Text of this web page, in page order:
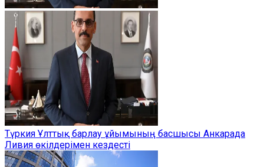
Түркия Ұлттық барлау ұйымының басшысы Анкарада
Ливия өкілдерімен кездесті